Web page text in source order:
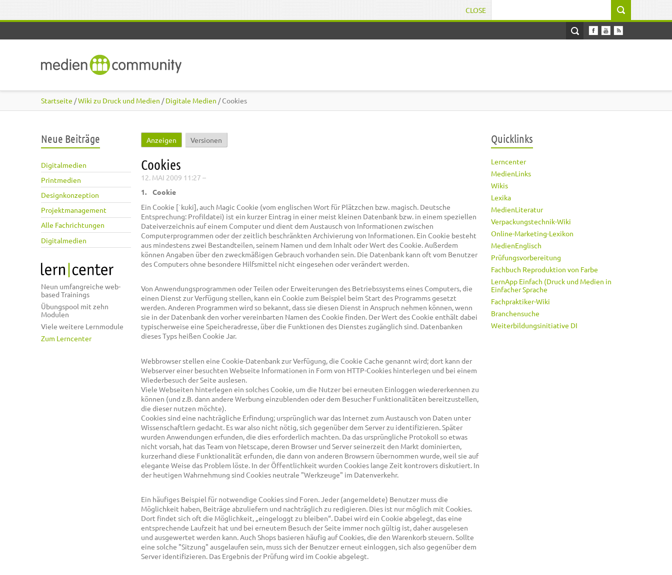
CLOSE
Startseite /Wiki zu Druck und Medien /Digitale Medien / Cookies
Neue Beiträge
Digitalmedien
Printmedien
Designkonzeption
Projektmanagement
Alle Fachrichtungen
Digitalmedien
Neun umfangreiche web-
based Trainings
Übungspool mit zehn
Modulen
Viele weitere Lernmodule
Zum Lerncenter
Haupt-Reiter
Anzeigen (aktiver Reiter)
Versionen
Cookies
12. MAI 2009 11:27 –
1. Cookie
Ein Cookie [ˈkʊki], auch Magic Cookie (vom englischen Wort für Plätzchen bzw. magisch. Deutsche
Entsprechung: Profildatei) ist ein kurzer Eintrag in einer meist kleinen Datenbank bzw. in einem speziellen
Dateiverzeichnis auf einem Computer und dient dem Austausch von Informationen zwischen
Computerprogrammen oder der zeitlich beschränkten Archivierung von Informationen. Ein Cookie besteht
aus mindestens zwei Bestandteilen, seinem Namen und dem Inhalt oder Wert des Cookie. Außerdem
können Angaben über den zweckmäßigen Gebrauch vorhanden sein. Die Datenbank kann oft vom Benutzer
des Computers ohne besondere Hilfsmittel nicht eingesehen oder verändert werden.
Von Anwendungsprogrammen oder Teilen oder Erweiterungen des Betriebssystems eines Computers, die
einen Dienst zur Verfügung stellen, kann ein Cookie zum Beispiel beim Start des Programms gesetzt
werden. Anderen Programmen wird so bekannt, dass sie diesen Dienst in Anspruch nehmen können, wenn
sie in der Datenbank den vorher vereinbarten Namen des Cookie finden. Der Wert des Cookie enthält dabei
typischerweise eine Speicheradresse, über die Funktionen des Dienstes zugänglich sind. Datenbanken
dieses Typs heißen Cookie Jar.
Webbrowser stellen eine Cookie-Datenbank zur Verfügung, die Cookie Cache genannt wird; dort kann der
Webserver einer besuchten Webseite Informationen in Form von HTTP-Cookies hinterlegen und bei einem
Wiederbesuch der Seite auslesen.
Viele Webseiten hinterlegen ein solches Cookie, um die Nutzer bei erneuten Einloggen wiedererkennen zu
können (und z.B. dann andere Werbung einzublenden oder dem Besucher Funktionalitäten bereitzustellen,
die dieser nutzen möchte).
Cookies sind eine nachträgliche Erfindung; ursprünglich war das Internet zum Austausch von Daten unter
Wissenschaftlern gedacht. Es war also nicht nötig, sich gegenüber dem Server zu identifizieren. Später
wurden Anwendungen erfunden, die dies erforderlich machten. Da das ursprüngliche Protokoll so etwas
nicht vorsah, hat das Team von Netscape, deren Browser und Server seinerzeit den Markt dominierten,
kurzerhand diese Funktionalität erfunden, die dann von anderen Browsern übernommen wurde, weil sie auf
elegante Weise das Problem löste. In der Öffentlichkeit wurden Cookies lange Zeit kontrovers diskutiert. In
der heutigen Wahrnehmung sind Cookies neutrale "Werkzeuge" im Datenverkehr.
Ein häufiges Beispiel für notwendige Cookies sind Foren. Jeder (angemeldete) Benutzer muss die
Möglichkeit haben, Beiträge abzuliefern und nachträglich zu redigieren. Dies ist nur möglich mit Cookies.
Dort findet sich oft die Möglichkeit, „eingeloggt zu bleiben“. Dabei wird ein Cookie abgelegt, das eine
entsprechende Laufzeit hat und bei erneutem Besuch der Seite immer noch gültig ist, daher ausgelesen
und ausgewertet werden kann. Auch Shops basieren häufig auf Cookies, die den Warenkorb steuern. Sollte
eine solche "Sitzung" ausgelaufen sein, muss sich der Benutzer erneut einloggen, sich also gegenüber dem
Server identifizieren. Das Ergebnis der Prüfung wird im Cookie abgelegt.
Quicklinks
Lerncenter
MedienLinks
Wikis
Lexika
MedienLiteratur
Verpackungstechnik-Wiki
Online-Marketing-Lexikon
MedienEnglisch
Prüfungsvorbereitung
Fachbuch Reproduktion von Farbe
LernApp Einfach (Druck und Medien in
Einfacher Sprache
Fachpraktiker-Wiki
Branchensuche
Weiterbildungsinitiative DI